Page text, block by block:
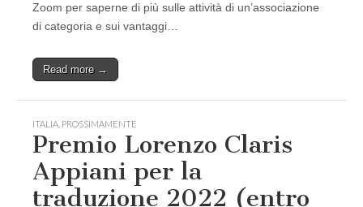
Zoom per saperne di più sulle attività di un’associazione
di categoria e sui vantaggi…
Read more →
ITALIA PROSSIMAMENTE
Premio Lorenzo Claris
Appiani per la
traduzione 2022 (entro